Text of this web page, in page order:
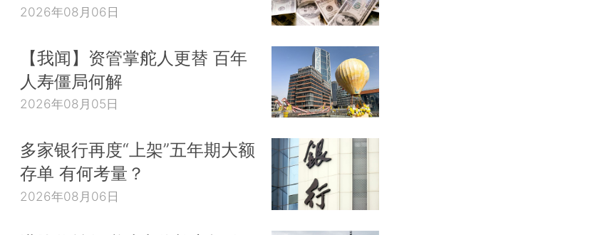
2026年08月06日
【我闻】资管掌舵人更替 百年
人寿僵局何解
2026年08月05日
多家银行再度“上架”五年期大额
存单 有何考量？
2026年08月06日